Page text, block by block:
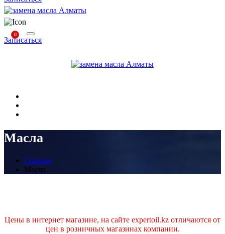
0
Записаться
Масла
Главная
Масла
Цены в интернет магазине, на сайте expertoil.kz отличаются от
цен в розничных магазинах компании.